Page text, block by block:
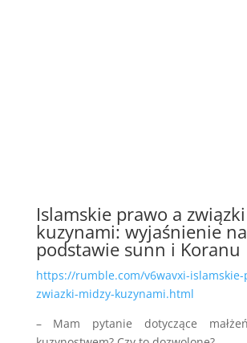
Islamskie prawo a
kuzynami: wyjaśnienie na
podstawie sunn i Koranu
https://rumble.com/v6wavxi-islamskie-
zwiazki-midzy-kuzynami.html
– Mam pytanie dotyczące